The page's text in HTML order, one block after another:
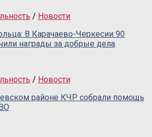
/ Новости
В Карачаево-Черкесии 90
награды за добрые дела
/ Новости
районе КЧР собрали помощь